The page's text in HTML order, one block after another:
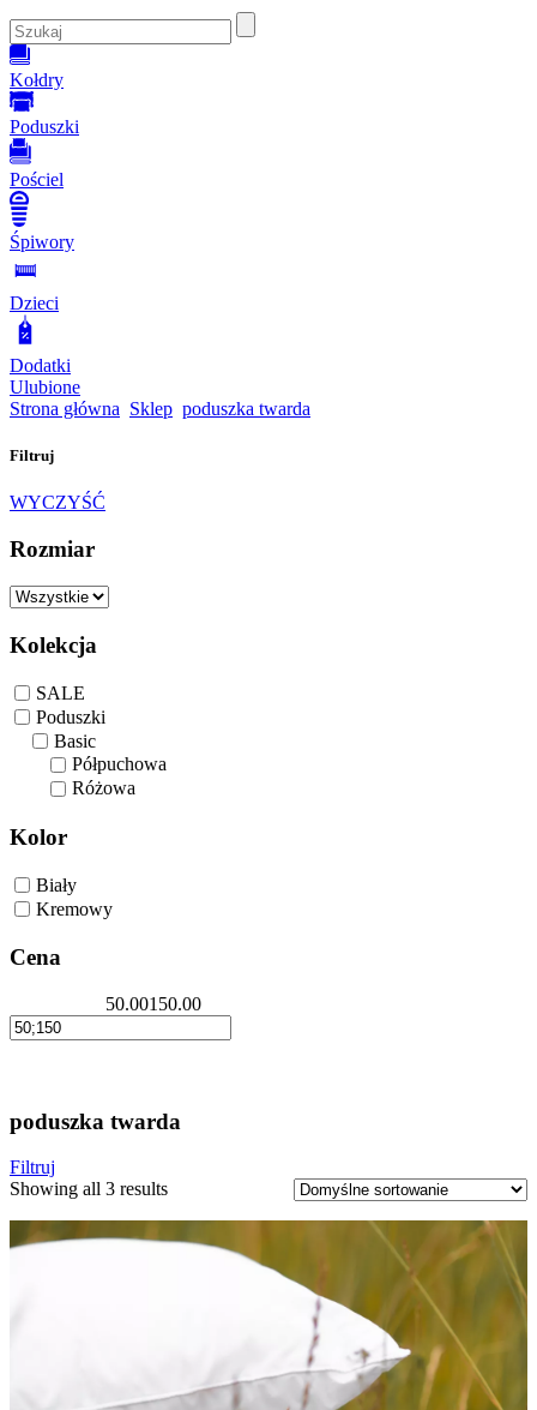
Kołdry
Poduszki
Pościel
Śpiwory
Dzieci
Dodatki
Ulubione
Strona główna Sklep poduszka twarda
Filtruj
WYCZYŚĆ
Rozmiar
Kolekcja
SALE
Poduszki
Basic
Półpuchowa
Różowa
Kolor
Biały
Kremowy
Cena
50.00150.00
poduszka twarda
Filtruj
Showing all 3 results